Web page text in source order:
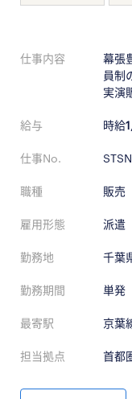
仕事内容
幕張
員制
実演
給与 時給
仕事No.
職種 販売
雇用形態 派遣
勤務地 千葉
勤務期間 単発
最寄駅 京葉
担当拠点 首都